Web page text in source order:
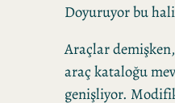
Doyuruyor bu
Araçlar
araç kataloğu
genişliyor.